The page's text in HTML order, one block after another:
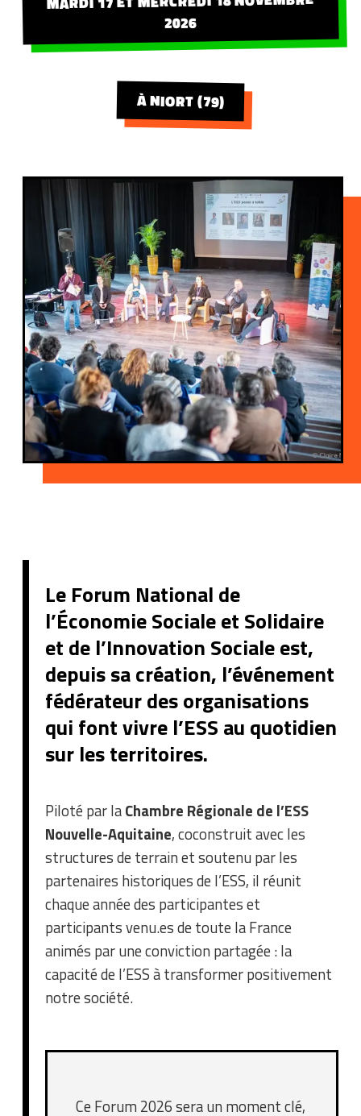
2026
À NIORT (79)
Le Forum National de
l’Économie Sociale et Solidaire
et de l’Innovation Sociale est,
depuis sa création, l’événement
fédérateur des organisations
qui font vivre l’ESS au quotidien
sur les territoires.
Piloté par laChambre Régionale de l’ESS
Nouvelle-Aquitaine, coconstruit avec les
structures de terrain et soutenu par les
partenaires historiques de l’ESS, il réunit
chaque année des participantes et
participants venu.es de toute la France
animés par une conviction partagée : la
capacité de l’ESS à transformer positivement
notre société.
Ce Forum 2026 sera un moment clé,